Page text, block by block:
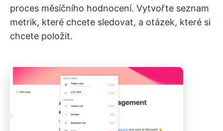
proces měsíčního hodnocení. Vytvořte seznam
metrik, které chcete sledovat, a otázek, které si
chcete položit.